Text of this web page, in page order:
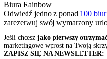
Biura Rainbow
Odwiedź jedno z ponad 100
zarezerwuj swój wymarzony
Jeśli chcesz jako pierwszy
marketingowe wprost na Twoją
ZAPISZ SIĘ NA NEWSLETTER: